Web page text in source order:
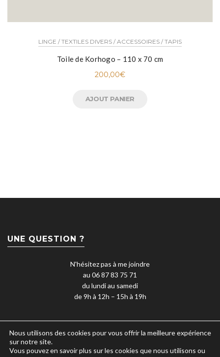
LINGE / TEXTILES DIVERS / ACCESSOIRES / TAPIS
Toile de Korhogo – 110 x 70 cm
200,00€
AJOUT PANIER
UNE QUESTION ?
N'hésitez pas à me joindre
au 06 87 83 75 71
du lundi au samedi
de 9h à 12h – 15h à 19h
Nous utilisons des cookies pour vous offrir la meilleure expérience
sur notre site.
Vous pouvez en savoir plus sur les cookies que nous utilisons ou